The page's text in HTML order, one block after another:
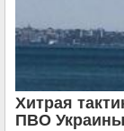
Хитрая
ПВО